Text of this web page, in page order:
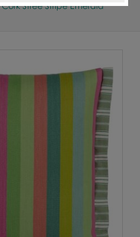
Stree Stripe Emerald